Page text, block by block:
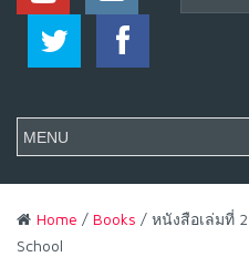
Home / Books / หนังสือเล่มที่
School